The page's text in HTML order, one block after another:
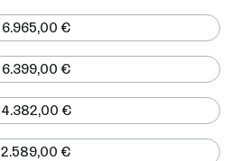
6.965,00 €
6.399,00 €
4.382,00 €
2.589,00 €